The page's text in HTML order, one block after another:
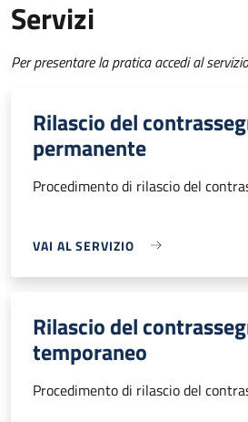
Servizi
Per presentare la pratica accedi al
Rilascio del
permanente
Procedimento di rilascio del
VAI AL SERVIZIO
Rilascio del
temporaneo
Procedimento di rilascio del